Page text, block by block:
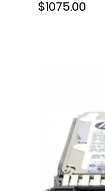
$1075.00